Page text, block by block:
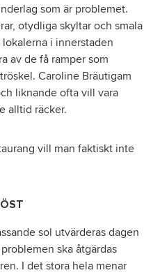
som är problemet.
otydliga skyltar och smala
i innerstaden
av de få ramper som
Caroline Bräutigam
liknande ofta vill vara
alltid räcker.
vill man faktiskt inte
sol utvärderas dagen
ska åtgärdas
I det stora hela menar